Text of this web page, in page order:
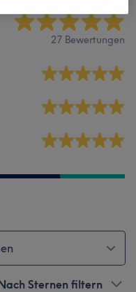
27 Bewertungen
Sternen filtern